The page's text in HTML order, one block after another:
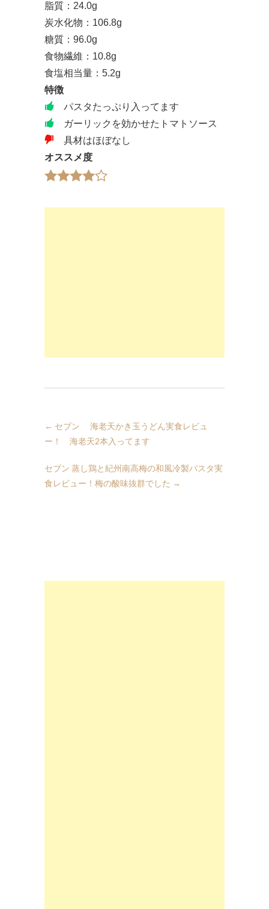
脂質：24.0g
炭水化物：106.8g
糖質：96.0g
食物繊維：10.8g
食塩相当量：5.2g
特徴
パスタたっぷり入ってます
ガーリックを効かせたトマトソース
具材はほぼなし
オススメ度
← セブン 海老天かき玉うどん実食レビュ
ー！ 海老天2本入ってます
セブン 蒸し鶏と紀州南高梅の和風冷製パスタ実
食レビュー！梅の酸味抜群でした →